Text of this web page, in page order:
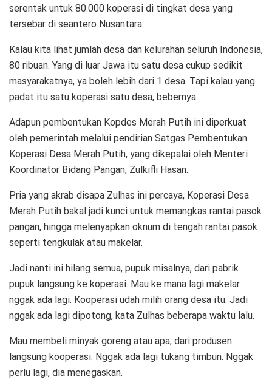
serentak untuk 80.000 koperasi di tingkat desa yang
tersebar di seantero Nusantara.
Kalau kita lihat jumlah desa dan kelurahan seluruh Indonesia,
80 ribuan. Yang di luar Jawa itu satu desa cukup sedikit
masyarakatnya, ya boleh lebih dari 1 desa. Tapi kalau yang
padat itu satu koperasi satu desa, bebernya.
Adapun pembentukan Kopdes Merah Putih ini diperkuat
oleh pemerintah melalui pendirian Satgas Pembentukan
Koperasi Desa Merah Putih, yang dikepalai oleh Menteri
Koordinator Bidang Pangan, Zulkifli Hasan.
Pria yang akrab disapa Zulhas ini percaya, Koperasi Desa
Merah Putih bakal jadi kunci untuk memangkas rantai pasok
pangan, hingga melenyapkan oknum di tengah rantai pasok
seperti tengkulak atau makelar.
Jadi nanti ini hilang semua, pupuk misalnya, dari pabrik
pupuk langsung ke koperasi. Mau ke mana lagi makelar
nggak ada lagi. Kooperasi udah milih orang desa itu. Jadi
nggak ada lagi dipotong, kata Zulhas beberapa waktu lalu.
Mau membeli minyak goreng atau apa, dari produsen
langsung kooperasi. Nggak ada lagi tukang timbun. Nggak
perlu lagi, dia menegaskan.